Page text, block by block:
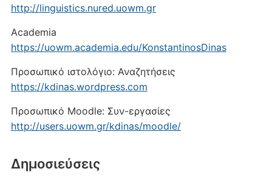
http://linguistics.nured.uowm.gr
Academia
https://uowm.academia.edu/KonstantinosDinas
Προσωπικό ιστολόγιο: Αναζητήσεις
https://kdinas.wordpress.com
Προσωπικό Moodle: Συν-εργασίες
http://users.uowm.gr/kdinas/moodle/
Δημοσιεύσεις